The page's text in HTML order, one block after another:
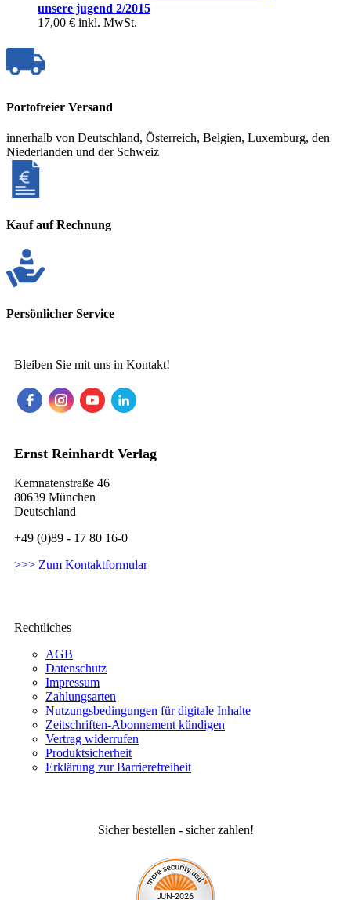
unsere jugend 2/2015
17,00 € inkl. MwSt.
Portofreier Versand
innerhalb von Deutschland, Österreich, Belgien, Luxemburg, den
Niederlanden und der Schweiz
Kauf auf Rechnung
Persönlicher Service
Bleiben Sie mit uns in Kontakt!
Ernst Reinhardt Verlag
Kemnatenstraße 46
80639 München
Deutschland
+49 (0)89 - 17 80 16-0
>>> Zum Kontaktformular
Rechtliches
AGB
Datenschutz
Impressum
Zahlungsarten
Nutzungsbedingungen für digitale Inhalte
Zeitschriften-Abonnement kündigen
Vertrag widerrufen
Produktsicherheit
Erklärung zur Barrierefreiheit
Sicher bestellen - sicher zahlen!